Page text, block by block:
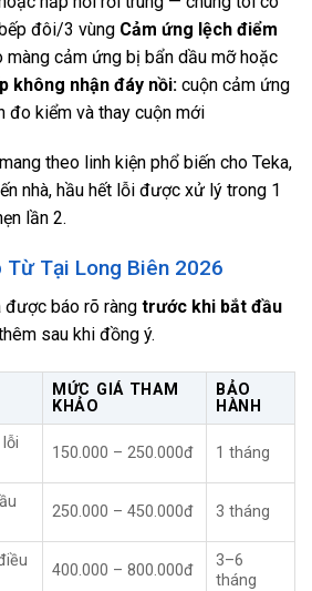
đôi/3 vùng Cảm ứng lệch điểm
màng cảm ứng bị bẩn dầu mỡ hoặc
không nhận đáy nồi: cuộn cảm ứng
kiểm và thay cuộn mới
theo linh kiện phổ biến cho Teka,
nhà, hầu hết lỗi được xử lý trong 1
lần 2.
Từ Tại Long Biên 2026
được báo rõ ràng trước khi bắt đầu
sau khi đồng ý.
MỨC GIÁ THAM
KHẢO
BẢO
HÀNH
150.000 – 250.000đ 1 tháng
250.000 – 450.000đ 3 tháng
400.000 – 800.000đ
3–6
tháng